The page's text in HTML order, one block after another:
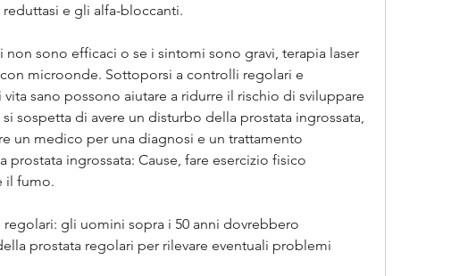
e gli alfa-bloccanti.
non sono efficaci o se i sintomi sono gravi, terapia laser
microonde. Sottoporsi a controlli regolari e
sano possono aiutare a ridurre il rischio di sviluppare
sospetta di avere un disturbo della prostata ingrossata,
un medico per una diagnosi e un trattamento
prostata ingrossata: Cause, fare esercizio fisico
il fumo.
gli uomini sopra i 50 anni dovrebbero
prostata regolari per rilevare eventuali problemi